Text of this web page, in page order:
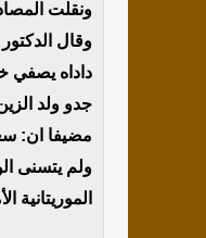
ونقلت
وقال
داداه يصفي
جدو ولد
مضيفا ان:
ولم يتسنى
الموريتانية